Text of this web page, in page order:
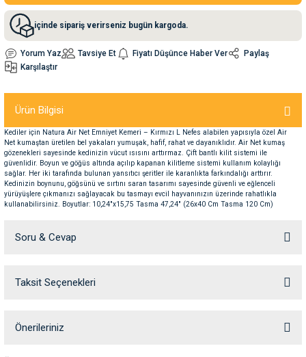
Su Kabları
Seyahat Ürünleri
içinde sipariş verirseniz bugün kargoda.
Yorum Yaz Tavsiye Et Fiyatı Düşünce Haber Ver
Paylaş
Karşılaştır
Ürün Bilgisi
Kediler için Natura Air Net Emniyet Kemeri – Kırmızı L Nefes alabilen yapısıyla özel Air
Net kumaştan üretilen bel yakaları yumuşak, hafif, rahat ve dayanıklıdır. Air Net kumaş
gözenekleri sayesinde kedinizin vücut ısısını arttırmaz. Çift bantlı kilit sistemi ile
güvenlidir. Boyun ve göğüs altında açılıp kapanan kilitleme sistemi kullanım kolaylığı
sağlar. Her iki tarafında bulunan yansıtıcı şeritler ile karanlıkta farkındalığı arttırır.
Kedinizin boynunu, göğsünü ve sırtını saran tasarımı sayesinde güvenli ve eğlenceli
yürüyüşlere çıkmanızı sağlayacak bu tasmayı evcil hayvanınızın üzerinde rahatlıkla
kullanabilirsiniz. Boyutlar: 10,24"x15,75 Tasma 47,24" (26x40 Cm Tasma 120 Cm)
Soru & Cevap
Ürün hakkında henüz soru sorulmamış.
Taksit Seçenekleri
Önerileriniz